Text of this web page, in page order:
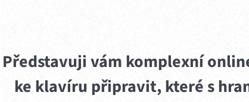
Představuji vám komplexní
ke klavíru připravit, které s